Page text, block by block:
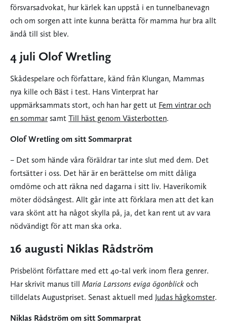
försvarsadvokat, hur kärlek kan uppstå i en tunnelbanevagn
och om sorgen att inte kunna berätta för mamma hur bra allt
ändå till sist blev.
4 juli Olof Wretling
Skådespelare och författare, känd från Klungan, Mammas
nya kille och Bäst i test. Hans Vinterprat har
uppmärksammats stort, och han har gett ut Fem vintrar och
en sommar samt Till häst genom Västerbotten.
Olof Wretling om sitt Sommarprat
– Det som hände våra föräldrar tar inte slut med dem. Det
fortsätter i oss. Det här är en berättelse om mitt dåliga
omdöme och att räkna ned dagarna i sitt liv. Haverikomik
möter dödsångest. Allt går inte att förklara men att det kan
vara skönt att ha något skylla på, ja, det kan rent ut av vara
nödvändigt för att man ska orka.
16 augusti Niklas Rådström
Prisbelönt författare med ett 40-tal verk inom flera genrer.
Har skrivit manus till Maria Larssons eviga ögonblick och
tilldelats Augustpriset. Senast aktuell med Judas hågkomster.
Niklas Rådström om sitt Sommarprat